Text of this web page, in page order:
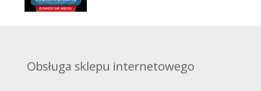
Obsługa sklepu internetowego